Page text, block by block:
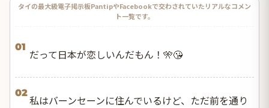
タイの最大級電子掲示板PantipやFacebookで交わされていたリアルなコメン
ト一覧です。
01
だって日本が恋しいんだもん！🎌😘
02
私はバーンセーンに住んでいるけど、ただ前を通り